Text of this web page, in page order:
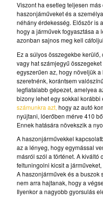
Viszont ha esetleg teljesen
haszonjáműveket és a
néhány érdekesség. Először is
hogy a járművek fogyasztása a
azonban sajnos meg kell
Ez a súlyos összegekbe
vagy hat számjegyű
egyszerűen az, hogy növeljük
szeretnénk, korántsem
legfiatalabb gépezet, amelyea
bizony lehet egy sokkal korábbi
számunkra azt, hogy az autó
nyújtani, lóerőben mérve 410
Ennek hatására növekszik a
A haszonjárművekkel
az a lényeg, hogy egymással
másról szól a történet. A kiváltó
feltuningolni kicsit a
A haszonjárművek és a buszok
nem arra hajtanak, hogy a
Ilyenkor a nagyobb gyorsulás